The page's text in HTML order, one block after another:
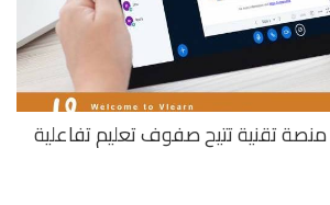
تتيح صفوف تعليم تفاعلية